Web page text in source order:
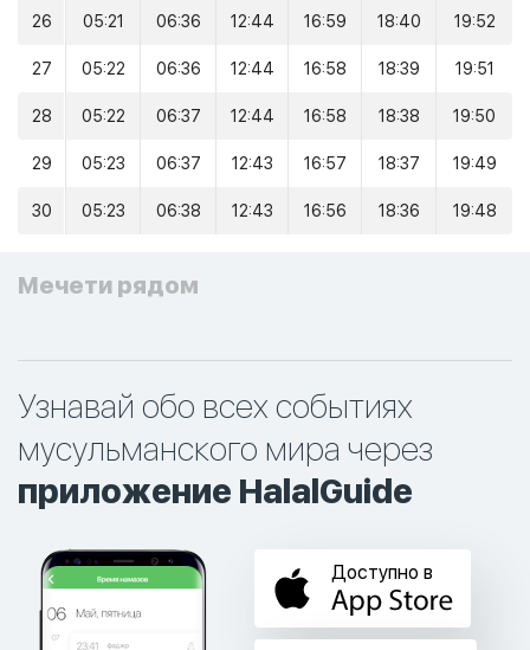
26 05:21 06:36 12:44 16:59 18:40 19:52
27 05:22 06:36 12:44 16:58 18:39 19:51
28 05:22 06:37 12:44 16:58 18:38 19:50
29 05:23 06:37 12:43 16:57 18:37 19:49
30 05:23 06:38 12:43 16:56 18:36 19:48
Мечети рядом
Узнавай обо всех событиях
мусульманского мира через
приложение HalalGuide
Доступно в